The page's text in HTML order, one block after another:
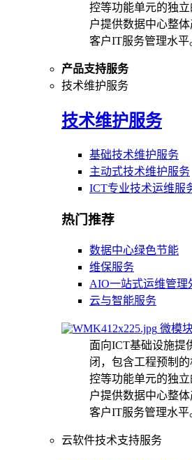
控等功能单元的独
户提供数据中心整
客户IT服务管理水平
产品支持服务
技术维护服务
技术维护服务
基础技术维护服务
主动式技术维护服务
ICT专业技术运维服
热门推荐
数据中心绿色节能
维保服务
AIO一站式运维管理
云与智能服务
微模
面向ICT基础设施提
闭，包含工程预制
控等功能单元的独
户提供数据中心整
客户IT服务管理水平
云软件技术支持服务